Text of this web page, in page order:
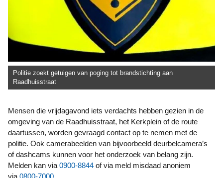
Politie zoekt getuigen van poging tot brandstichting aan
Raadhuisstraat
Mensen die vrijdagavond iets verdachts hebben gezien in de
omgeving van de Raadhuisstraat, het Kerkplein of de route
daartussen, worden gevraagd contact op te nemen met de
politie. Ook camerabeelden van bijvoorbeeld deurbelcamera’s
of dashcams kunnen voor het onderzoek van belang zijn.
Melden kan via 0900-8844 of via meld misdaad anoniem
via 0800-7000.